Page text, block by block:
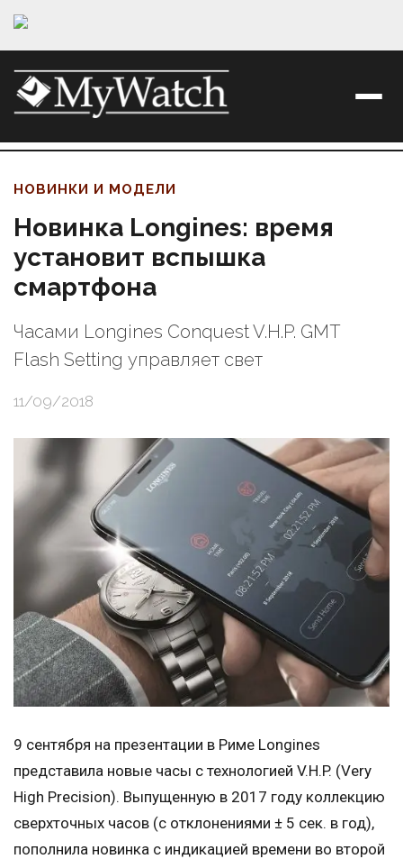
НОВИНКИ И МОДЕЛИ
Новинка Longines: время
установит вспышка
смартфона
Часами Longines Conquest V.H.P. GMT
Flash Setting управляет свет
11/09/2018
9 сентября на презентации в Риме Longines
представила новые часы с технологией V.H.P. (Very
High Precision). Выпущенную в 2017 году коллекцию
сверхточных часов (с отклонениями ± 5 сек. в год),
пополнила новинка с индикацией времени во второй